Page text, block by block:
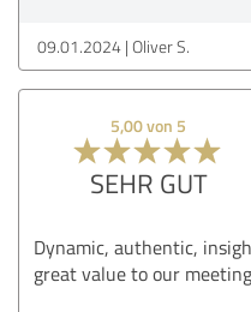
09.01.2024 Oliver S.
5,00 von 5
SEHR GUT
Dynamic, authentic,
great value to our